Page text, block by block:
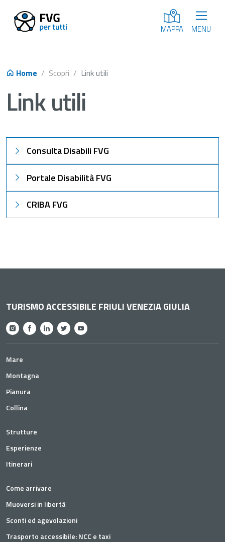
MAPPA MENU
Home Scopri Link utili
Link utili
Consulta Disabili FVG
Portale Disabilità FVG
CRIBA FVG
TURISMO ACCESSIBILE FRIULI VENEZIA GIULIA
Mare
Montagna
Pianura
Collina
Strutture
Esperienze
Itinerari
Come arrivare
Muoversi in libertà
Sconti ed agevolazioni
Trasporto accessibile: NCC e taxi